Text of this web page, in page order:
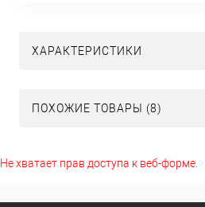
ХАРАКТЕРИСТИКИ
ПОХОЖИЕ ТОВАРЫ (8)
Не хватает прав доступа к веб-форме.